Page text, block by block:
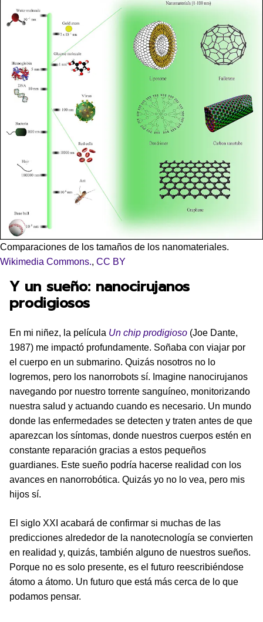
Comparaciones de los tamaños de los nanomateriales.
Wikimedia Commons., CC BY
Y un sueño: nanocirujanos
prodigiosos
En mi niñez, la película Un chip prodigioso (Joe Dante,
1987) me impactó profundamente. Soñaba con viajar por
el cuerpo en un submarino. Quizás nosotros no lo
logremos, pero los nanorrobots sí. Imagine nanocirujanos
navegando por nuestro torrente sanguíneo, monitorizando
nuestra salud y actuando cuando es necesario. Un mundo
donde las enfermedades se detecten y traten antes de que
aparezcan los síntomas, donde nuestros cuerpos estén en
constante reparación gracias a estos pequeños
guardianes. Este sueño podría hacerse realidad con los
avances en nanorrobótica. Quizás yo no lo vea, pero mis
hijos sí.
El siglo XXI acabará de confirmar si muchas de las
predicciones alrededor de la nanotecnología se convierten
en realidad y, quizás, también alguno de nuestros sueños.
Porque no es solo presente, es el futuro reescribiéndose
átomo a átomo. Un futuro que está más cerca de lo que
podamos pensar.